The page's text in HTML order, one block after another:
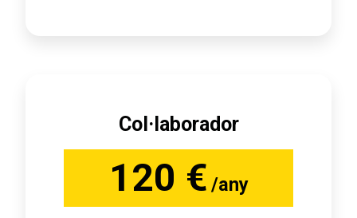
Col·laborador
120 € /any